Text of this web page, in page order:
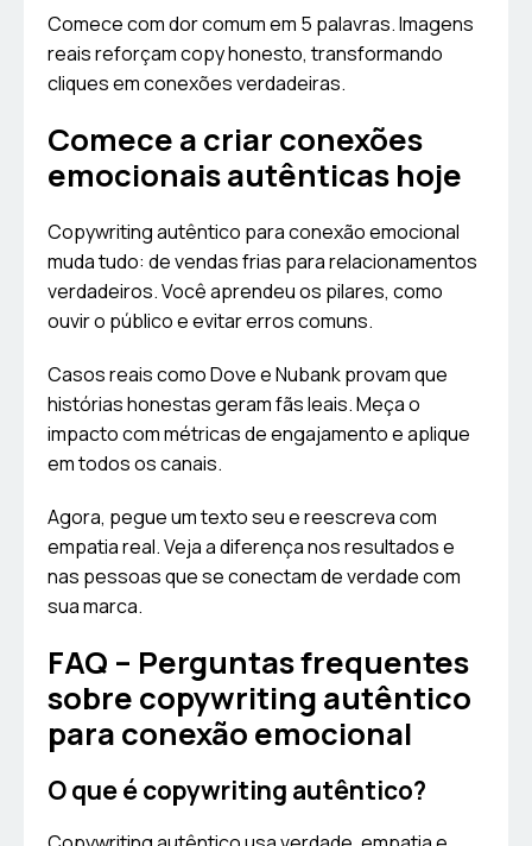
Comece com dor comum em 5 palavras. Imagens
reais reforçam copy honesto, transformando
cliques em conexões verdadeiras.
Comece a criar conexões
emocionais autênticas hoje
Copywriting autêntico para conexão emocional
muda tudo: de vendas frias para relacionamentos
verdadeiros. Você aprendeu os pilares, como
ouvir o público e evitar erros comuns.
Casos reais como Dove e Nubank provam que
histórias honestas geram fãs leais. Meça o
impacto com métricas de engajamento e aplique
em todos os canais.
Agora, pegue um texto seu e reescreva com
empatia real. Veja a diferença nos resultados e
nas pessoas que se conectam de verdade com
sua marca.
FAQ – Perguntas frequentes
sobre copywriting autêntico
para conexão emocional
O que é copywriting autêntico?